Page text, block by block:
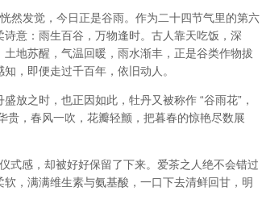
发觉，今日正是谷雨。作为二十四节气里的第六
意：雨生百谷，万物逢时。古人靠天吃饭，深
地苏醒，气温回暖，雨水渐丰，正是谷类作物拔
，即便走过千百年，依旧动人。
放之时，也正因如此，牡丹又被称作 “谷雨花”，
贵，春风一吹，花瓣轻颤，把暮春的惊艳尽数展
式感，却被好好保留了下来。爱茶之人绝不会错过
，满满维生素与氨基酸，一口下去清鲜回甘，明